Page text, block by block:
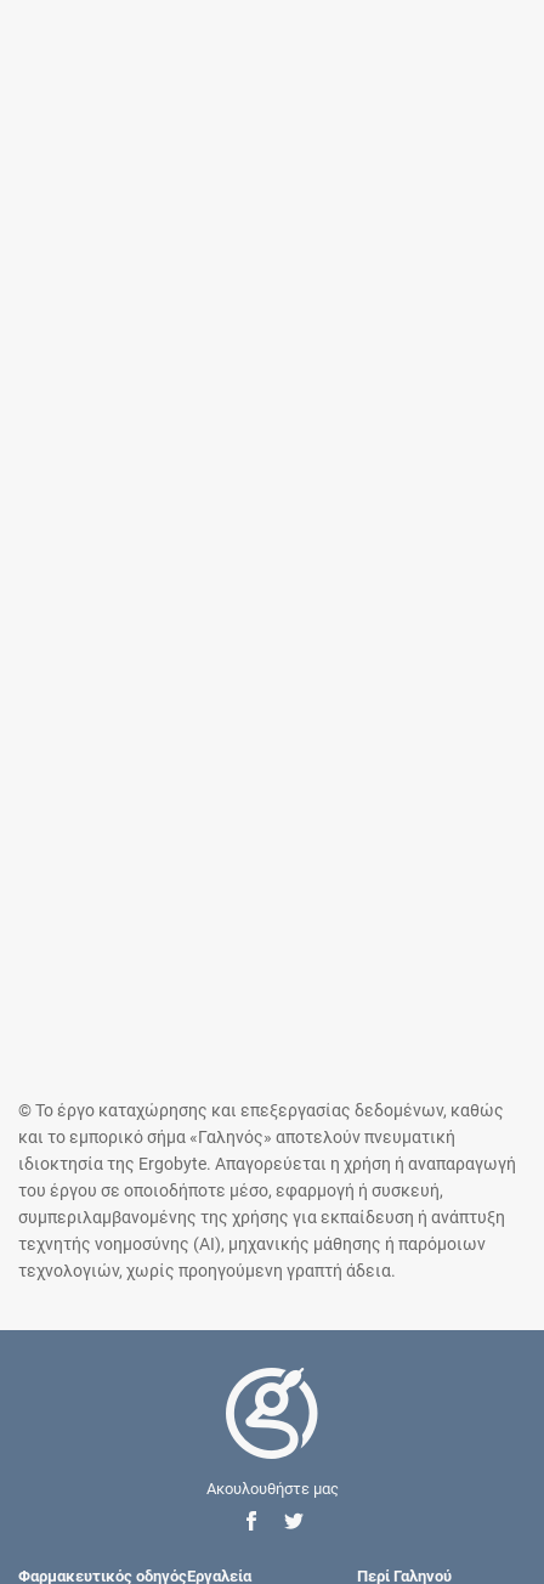
© Το έργο καταχώρησης και επεξεργασίας δεδομένων, καθώς
και το εμπορικό σήμα «Γαληνός» αποτελούν πνευματική
ιδιοκτησία της Ergobyte. Απαγορεύεται η χρήση ή αναπαραγωγή
του έργου σε οποιοδήποτε μέσο, εφαρμογή ή συσκευή,
συμπεριλαμβανομένης της χρήσης για εκπαίδευση ή ανάπτυξη
τεχνητής νοημοσύνης (AI), μηχανικής μάθησης ή παρόμοιων
τεχνολογιών, χωρίς προηγούμενη γραπτή άδεια.
Ακουλουθήστε μας
Φαρμακευτικός οδηγόςΕργαλεία Περί Γαληνού